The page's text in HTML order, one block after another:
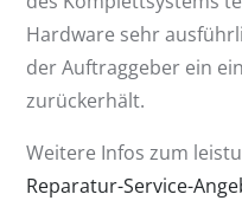
Hardware sehr
der Auftraggeber ein
zurückerhält.
Weitere Infos zum
Reparatur-Service-